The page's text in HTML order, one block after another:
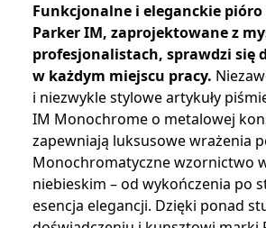
Funkcjonalne i eleganckie pióro
Parker IM, zaprojektowane z
profesjonalistach, sprawdzi się
w każdym miejscu pracy.
i niezwykle stylowe artykuły
IM Monochrome o metalowej
zapewniają luksusowe wrażenia
Monochromatyczne wzornictwo
niebieskim – od wykończenia po
esencja elegancji. Dzięki ponad